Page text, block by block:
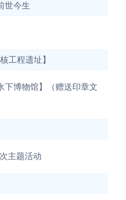
世今生
工程遗址】
下博物馆】（赠送印章文
主题活动